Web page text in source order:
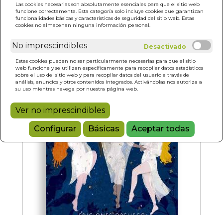
Las cookies necesarias son absolutamente esenciales para que el sitio web
funcione correctamente. Esta categoría solo incluye cookies que garantizan
funcionalidades básicas y características de seguridad del sitio web. Estas
cookies no almacenan ninguna información personal.
No imprescindibles
Estas cookies pueden no ser particularmente necesarias para que el sitio
web funcione y se utilizan específicamente para recopilar datos estadísticos
sobre el uso del sitio web y para recopilar datos del usuario a través de
análisis, anuncios y otros contenidos integrados. Activándolas nos autoriza a
su uso mientras navega por nuestra página web.
Ver no imprescindibles
Configurar
Básicas Aceptar todas